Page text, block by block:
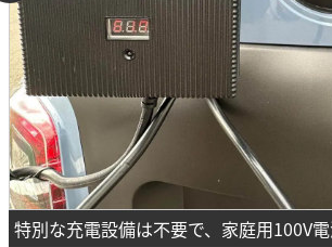
特別な充電設備は不要で、家庭用100V電